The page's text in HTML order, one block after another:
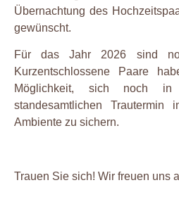
Übernachtung des
gewünscht.
Für das Jahr 2026 sind
Kurzentschlossene Paare
Möglichkeit, sich noch
standesamtlichen Trautermin
Ambiente zu sichern.
Trauen Sie sich! Wir freuen uns